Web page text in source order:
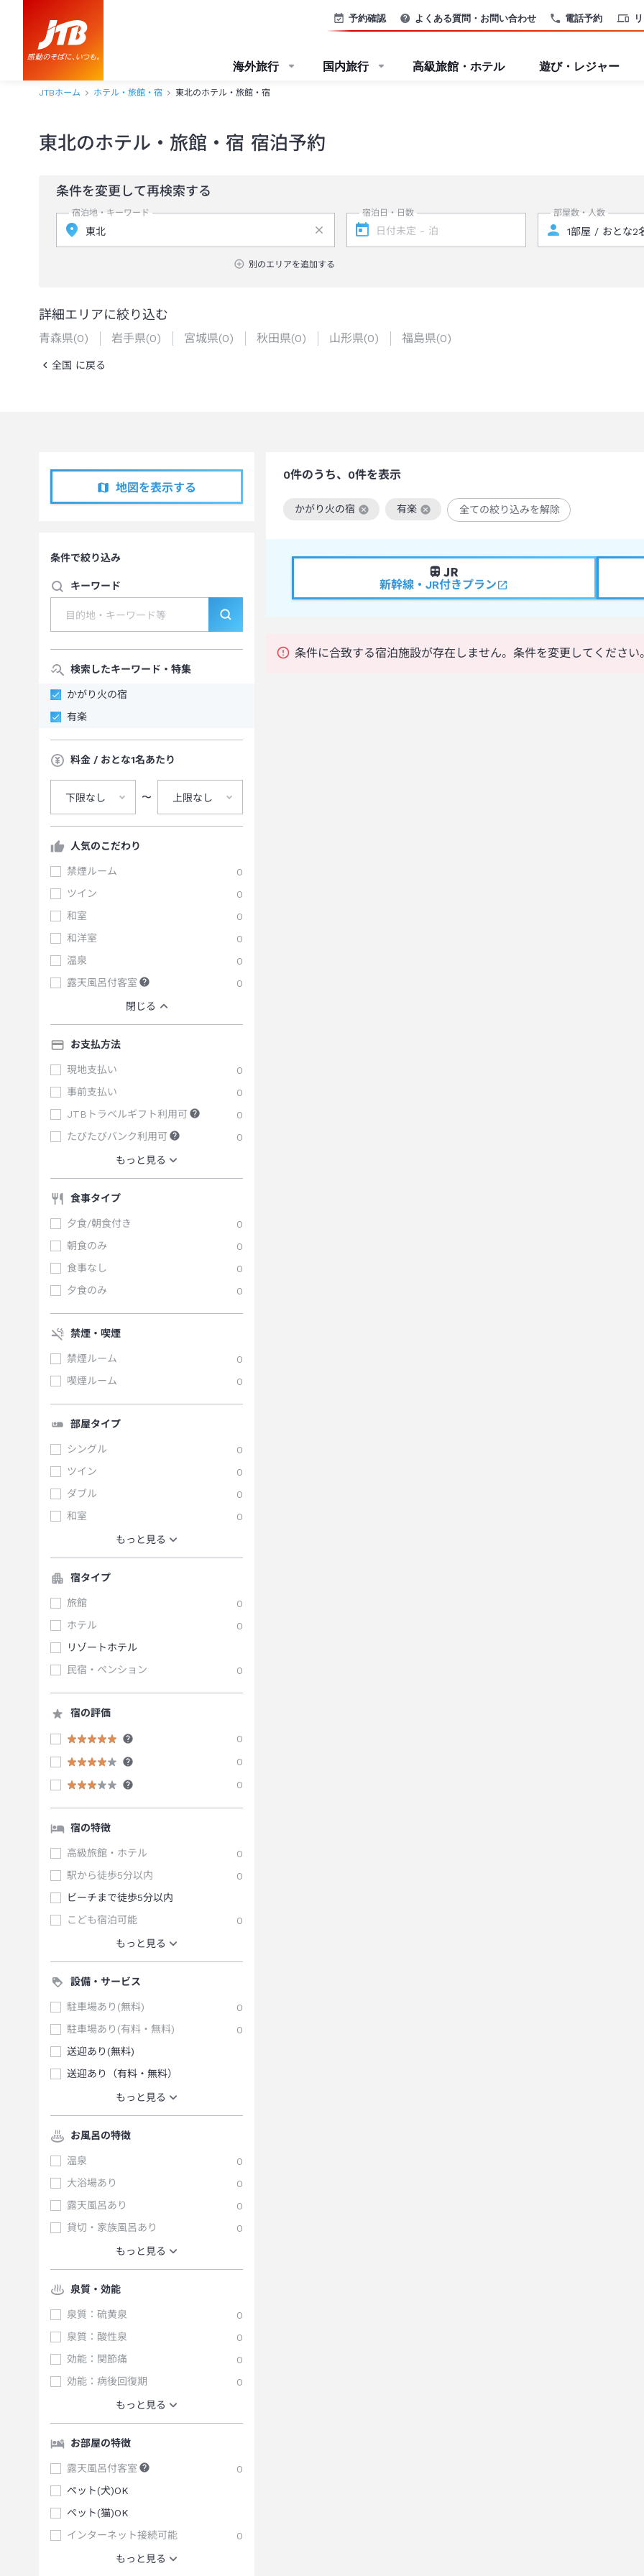
電話予約
予約確認 よくある質問・お問い合わせ
海外旅行 国内旅行 高級旅館・ホテル 遊び・レジャー
JTBホーム ホテル・旅館・宿 東北のホテル・旅館・宿
東北のホテル・旅館・宿 宿泊予約
条件を変更して再検索する
宿泊地・キーワード
別のエリアを追加する
宿泊日・日数 部屋数・人数
詳細エリアに絞り込む
青森県(0) 岩手県(0) 宮城県(0) 秋田県(0) 山形県(0) 福島県(0)
全国 に戻る
地図を表示する
条件で絞り込み
キーワード
検索したキーワード・特集
かがり火の宿
有楽
料金 / おとな1名あたり
下限なし 〜 上限なし
人気のこだわり
禁煙ルーム
0
ツイン
0
和室
0
和洋室
0
温泉
0
露天風呂付客室
0
閉じる
お支払方法
現地支払い
0
事前支払い
0
JTBトラベルギフト利用可
0
たびたびバンク利用可
0
もっと見る
食事タイプ
夕食/朝食付き
0
朝食のみ
0
食事なし
0
夕食のみ
0
禁煙・喫煙
禁煙ルーム
0
喫煙ルーム
0
部屋タイプ
シングル
0
ツイン
0
ダブル
0
和室
0
もっと見る
宿タイプ
旅館
0
ホテル
0
リゾートホテル
民宿・ペンション
0
宿の評価
0
0
0
宿の特徴
高級旅館・ホテル
0
駅から徒歩5分以内
0
ビーチまで徒歩5分以内
こども宿泊可能
0
もっと見る
設備・サービス
駐車場あり(無料)
0
駐車場あり(有料・無料)
0
送迎あり(無料)
送迎あり（有料・無料）
もっと見る
お風呂の特徴
温泉
0
大浴場あり
0
露天風呂あり
0
貸切・家族風呂あり
0
もっと見る
泉質・効能
泉質：硫黄泉
0
泉質：酸性泉
0
効能：関節痛
0
効能：病後回復期
0
もっと見る
お部屋の特徴
露天風呂付客室
0
ペット(犬)OK
ペット(猫)OK
インターネット接続可能
0
もっと見る
0件のうち、0件を表示
かがり火の宿
この絞り込み条件を解除
有楽
この絞り込み条件を解除全ての絞り込みを解除
新幹線・JR付きプラン
条件に合致する宿泊施設が存在しません。条件を変更してください